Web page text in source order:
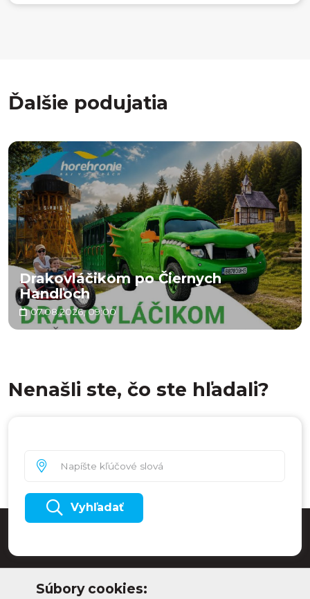
Ďalšie podujatia
Drakovláčikom po Čiernych
Handľoch
07.08.2026, 09:00
Nenašli ste, čo ste hľadali?
Vyhľadať
Súbory cookies: